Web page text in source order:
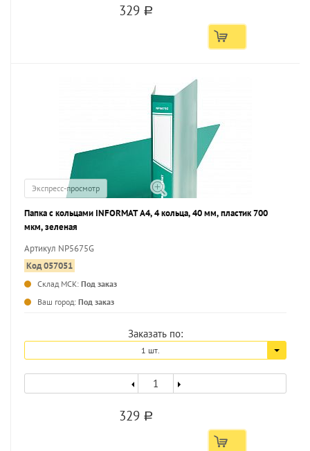
329 a
Экспресс-просмотр
Папка с кольцами INFORMAT А4, 4 кольца, 40 мм, пластик 700
мкм, зеленая
Артикул NP5675G
Код 057051
Склад МСК: Под заказ
Ваш город: Под заказ
Заказать по:
1 шт.
329 a